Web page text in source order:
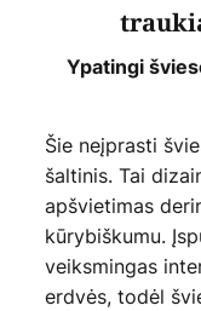
Ypatingi
Šie neįprasti
šaltinis. Tai
apšvietimas
kūrybiškumu.
veiksmingas
erdvės, todėl